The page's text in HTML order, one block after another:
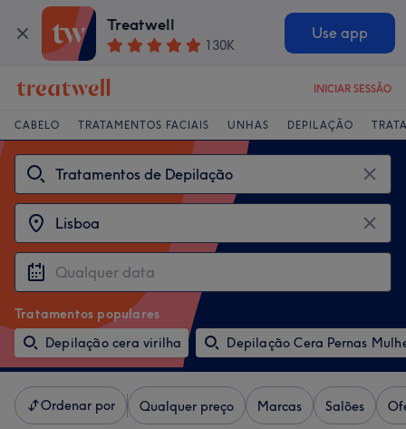
Treatwell
130K
Use app
INICIAR SESSÃO
CABELO TRATAMENTOS FACIAIS UNHAS DEPILAÇÃO
Tratamentos populares
Depilação cera virilha
Depilação Cera Pernas
Ordenar por Qualquer preço Marcas Salões